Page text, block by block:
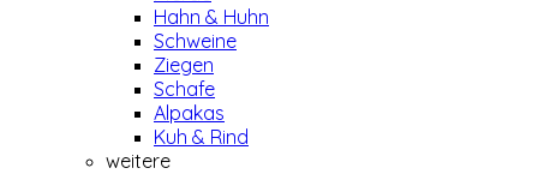
Hahn & Huhn
Schweine
Ziegen
Schafe
Alpakas
Kuh & Rind
weitere